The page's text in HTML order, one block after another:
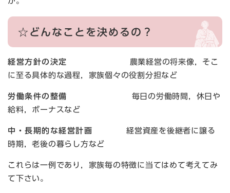
☆どんなことを決めるの？
経営方針の決定 農業経営の将来像，そこ
に至る具体的な過程，家族個々の役割分担など
労働条件の整備 毎日の労働時間，休日や
給料，ボーナスなど
中・長期的な経営計画 経営資産を後継者に譲る
時期，老後の暮らし方など
これらは一例であり，家族毎の特徴に当てはめて考えてみ
て下さい。